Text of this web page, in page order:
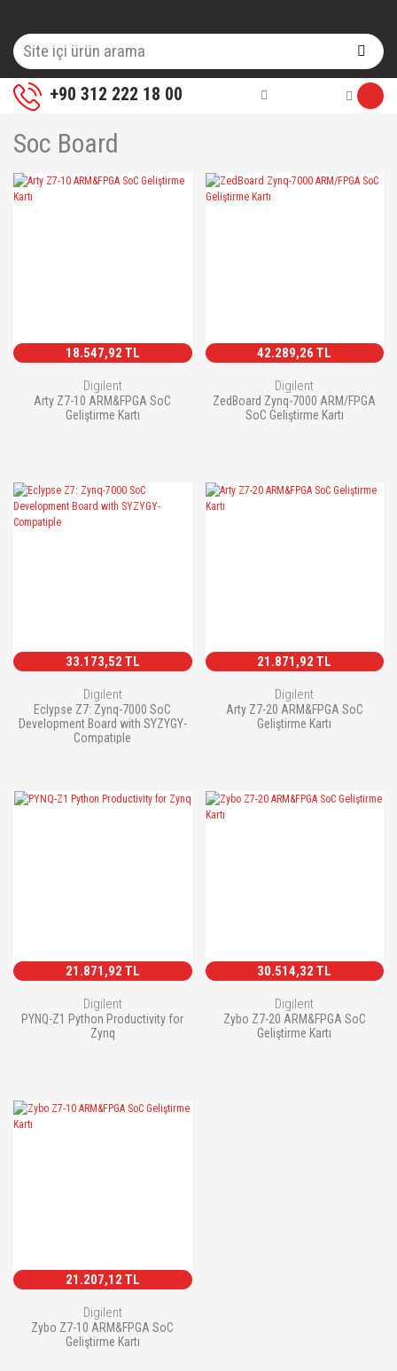
+90 312 222 18 00
Soc Board
18.547,92 TL
Digilent
Arty Z7-10 ARM&FPGA SoC
Geliştirme Kartı
42.289,26 TL
Digilent
ZedBoard Zynq-7000 ARM/FPGA
SoC Geliştirme Kartı
33.173,52 TL
Digilent
Eclypse Z7: Zynq-7000 SoC
Development Board with SYZYGY-
Compatiple
21.871,92 TL
Digilent
Arty Z7-20 ARM&FPGA SoC
Geliştirme Kartı
21.871,92 TL
Digilent
PYNQ-Z1 Python Productivity for
Zynq
30.514,32 TL
Digilent
Zybo Z7-20 ARM&FPGA SoC
Geliştirme Kartı
21.207,12 TL
Digilent
Zybo Z7-10 ARM&FPGA SoC
Geliştirme Kartı